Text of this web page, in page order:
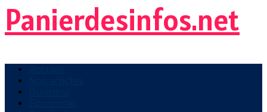
Panierdesinfos.net